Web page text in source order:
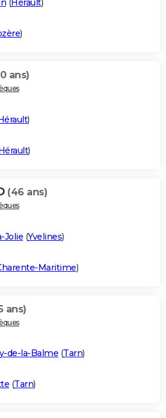
(Hérault)
)
ans)
)
)
(46 ans)
Jolie (Yvelines)
Maritime)
ans)
de-la-Balme (Tarn)
(Tarn)